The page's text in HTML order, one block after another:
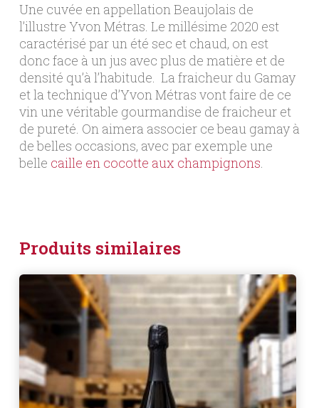
Une cuvée en appellation Beaujolais de
l’illustre Yvon Métras. Le millésime 2020 est
caractérisé par un été sec et chaud, on est
donc face à un jus avec plus de matière et de
densité qu’à l’habitude. La fraicheur du Gamay
et la technique d’Yvon Métras vont faire de ce
vin une véritable gourmandise de fraicheur et
de pureté. On aimera associer ce beau gamay à
de belles occasions, avec par exemple une
belle caille en cocotte aux champignons.
Produits similaires